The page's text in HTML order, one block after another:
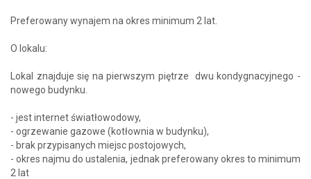
Preferowany wynajem na okres minimum 2 lat.
O lokalu:
Lokal znajduje się na pierwszym piętrze dwu kondygnacyjnego -
nowego budynku.
- jest internet światłowodowy,
- ogrzewanie gazowe (kotłownia w budynku),
- brak przypisanych miejsc postojowych,
- okres najmu do ustalenia, jednak preferowany okres to minimum
2 lat